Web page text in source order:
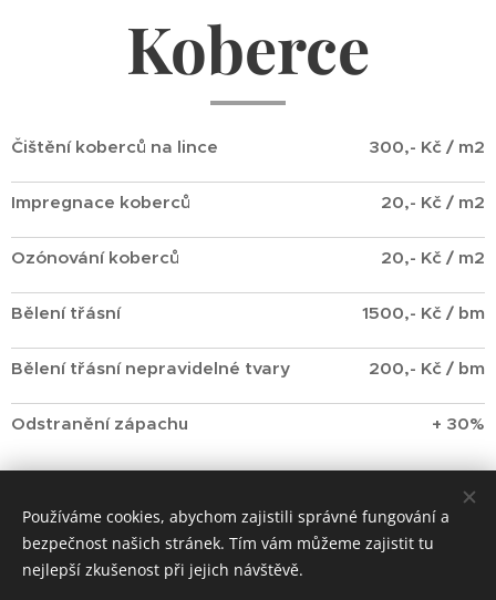
Koberce
Čištění koberců na lince 300,- Kč / m2
Impregnace koberců 20,- Kč / m2
Ozónování koberců 20,- Kč / m2
Bělení třásní 1500,- Kč / bm
Bělení třásní nepravidelné tvary 200,- Kč / bm
Odstranění zápachu + 30%
Používáme cookies, abychom zajistili správné fungování a
bezpečnost našich stránek. Tím vám můžeme zajistit tu
nejlepší zkušenost při jejich návštěvě.